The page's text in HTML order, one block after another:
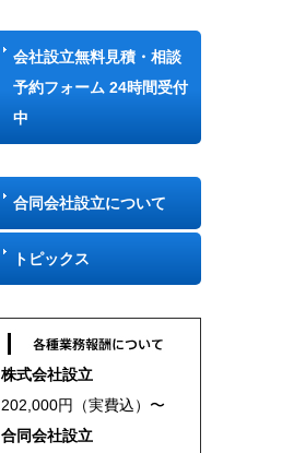
会社設立無料見積・相談
予約フォーム 24時間受付
中
合同会社設立について
トピックス
株式会社設立
202,000円（実費込）〜
合同会社設立